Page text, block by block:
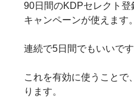
90日間のKDPセレクト
キャンペーンが使えます。
連続で5日間でもいいで
これを有効に使うことで
ります。